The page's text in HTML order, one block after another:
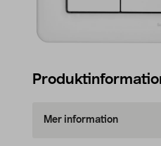
Mer information